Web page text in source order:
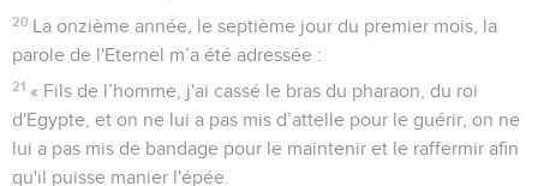
20 La onzième année, le septième jour du premier mois, la
parole de l'Eternel m’a été adressée :
21 « Fils de l’homme, j'ai cassé le bras du pharaon, du roi
d'Egypte, et on ne lui a pas mis d’attelle pour le guérir, on ne
lui a pas mis de bandage pour le maintenir et le raffermir afin
qu'il puisse manier l'épée.